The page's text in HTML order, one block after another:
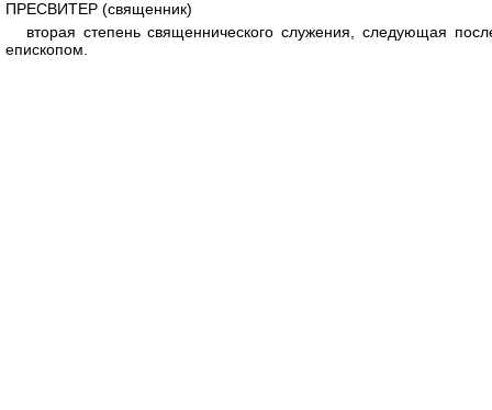
Перейти к основному содержанию
ПРЕСВИТЕР (священник)
вторая степень священнического служения, следующая
епископом.